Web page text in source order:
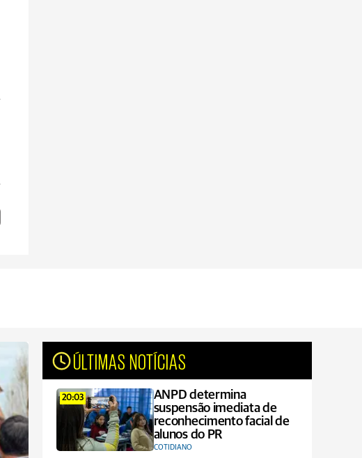
ÚLTIMAS NOTÍCIAS
20:03
ANPD determina
suspensão imediata de
reconhecimento facial de
alunos do PR
COTIDIANO